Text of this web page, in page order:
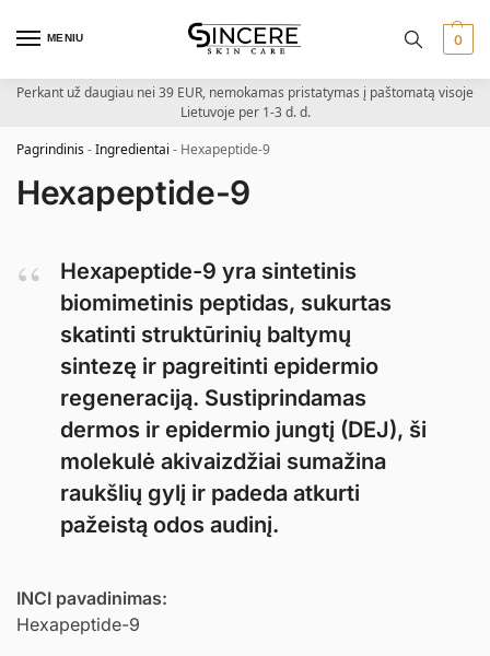
MENIU 0
Perkant už daugiau nei 39 EUR, nemokamas pristatymas į paštomatą visoje
Lietuvoje per 1-3 d. d.
Pagrindinis-Ingredientai - Hexapeptide-9
Hexapeptide-9
Hexapeptide-9 yra sintetinis
biomimetinis peptidas, sukurtas
skatinti struktūrinių baltymų
sintezę ir pagreitinti epidermio
regeneraciją. Sustiprindamas
dermos ir epidermio jungtį (DEJ), ši
molekulė akivaizdžiai sumažina
raukšlių gylį ir padeda atkurti
pažeistą odos audinį.
INCI pavadinimas:
Hexapeptide-9